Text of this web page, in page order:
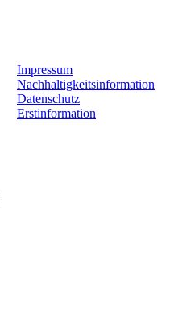
Impressum
Nachhaltigkeitsinformation
Datenschutz
Erstinformation